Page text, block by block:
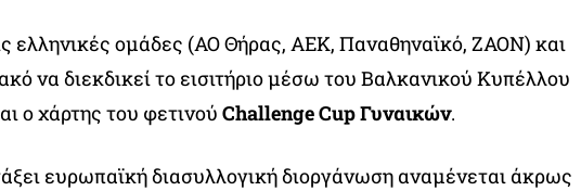
ελληνικές ομάδες (ΑΟ Θήρας, ΑΕΚ, Παναθηναϊκό, ΖΑΟΝ) και
να διεκδικεί το εισιτήριο μέσω του Βαλκανικού Κυπέλλου
ο χάρτης του φετινού Challenge Cup Γυναικών.
ευρωπαϊκή διασυλλογική διοργάνωση αναμένεται άκρως